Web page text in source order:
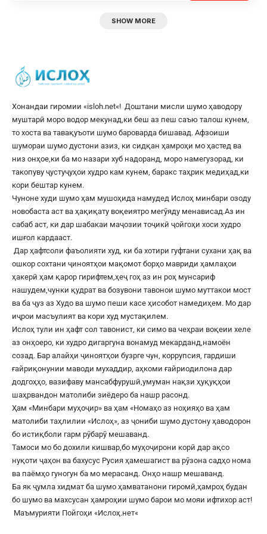
SHOW MORE
Хонандаи гиромии «isloh.net«! Доштани мисли шумо ҳаводору
муштарӣ моро водор мекунад,ки беш аз пеш саъю талош кунем,
то хоста ва тавақуъоти шумо бароварда бишавад. Афзоиши
шумораи шумо дустони азиз, ки сидқан ҳамроҳи мо ҳастед ва
низ онҳое,ки ба мо назари хуб надоранд, моро намегузорад, ки
такопуву ҷустуҷуҳои худро кам кунем, баракс таҳрик медиҳад,ки
кори бештар кунем.
Чуноне худи шумо ҳам мушоҳида намудед Ислоҳ минбари озоду
новобаста аст ва ҳақиқату воқеиятро мегӯяду менависад.Аз ин
сабаб аст, ки дар шабакаи маҷозии тоҷикӣ ҷойгоҳи хоси худро
ишғол кардааст.
Дар ҳафтсоли фаъолияти худ, ки ба хотири гуфтани сухани ҳақ ва
ошкор сохтани ҷиноятҳои мақомот борҳо мавриди ҳамлаҳои
ҳакерӣ ҳам қарор гирифтем,ҳеҷ гоҳ аз ин роҳ мунсариф
нашудем,чунки қудрат ва бозувони тавонои шумо муттакои мост
ва ба ҷуз аз Худо ва шумо пеши касе ҳисобот намедиҳем. Мо дар
иҷрои масъулият ва кори худ мустақилем.
Ислоҳ тули ин ҳафт сол тавонист, ки симо ва чеҳраи воқеии хеле
аз онҳоеро, ки худро дигаргуна вонамуд мекарданд,намоён
созад. Бар алайҳи ҷиноятҳои бузрге чун, коррупсия, гардиши
ғайриқонунии маводи мухаддир, аҳкоми ғайриодилона дар
додгоҳҳо, вазифаву мансабфурушӣ,умуман нақзи ҳуқуқҳои
шаҳрвандон матолиби зиёдеро ба нашр расонд.
Ҳам «Минбари муҳоҷир» ва ҳам «Номаҳо аз ноҳияҳо ва ҳам
матолиби таҳлилии «Ислоҳ», аз ҷониби шумо дустону ҳаводорон
бо истиқболи гарм рӯбарӯ мешаванд.
Тамоси мо бо дохили кишвар,бо муҳоҷирони корӣ дар ақсо
нуқоти ҷаҳон ва бахусус Русия ҳамешагист ва рӯзона садҳо нома
ва паёмҳо гуногун ба мо мерасанд. Онҳо нашр мешаванд.
Ба як ҷумла хидмат ба шумо ҳамватанони гиромӣ,ҳамроҳ будан
бо шумо ва махсусан ҳамроҳии шумо барои мо мояи ифтихор аст!
Маъмурияти Пойгоҳи «Ислоҳ.нет«